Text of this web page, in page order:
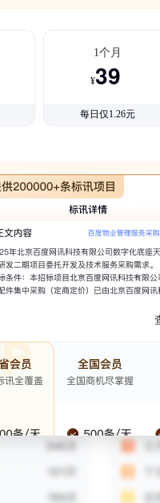
1个月
¥39
每日仅1.26元